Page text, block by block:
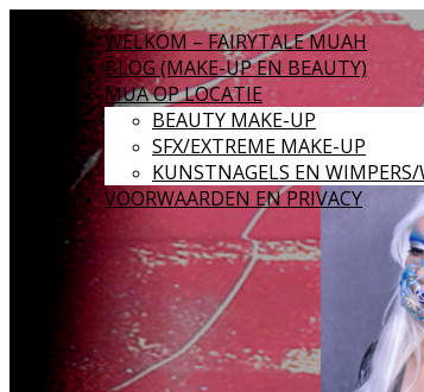
WELKOM – FAIRYTALE MUAH
BLOG (MAKE-UP EN BEAUTY)
MUA OP LOCATIE
BEAUTY MAKE-UP
SFX/EXTREME MAKE-UP
KUNSTNAGELS EN
VOORWAARDEN EN PRIVACY